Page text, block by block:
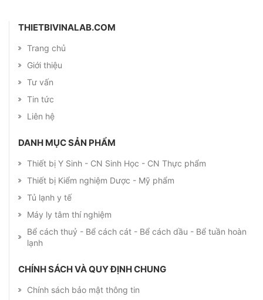
THIETBIVINALAB.COM
Trang chủ
Giới thiệu
Tư vấn
Tin tức
Liên hệ
DANH MỤC SẢN PHẨM
Thiết bị Y Sinh - CN Sinh Học - CN Thực phẩm
Thiết bị Kiểm nghiệm Dược - Mỹ phẩm
Tủ lạnh y tế
Máy ly tâm thí nghiệm
Bể cách thuỷ - Bể cách cát - Bể cách dầu - Bể tuần hoàn
lạnh
CHÍNH SÁCH VÀ QUY ĐỊNH CHUNG
Chính sách bảo mật thông tin